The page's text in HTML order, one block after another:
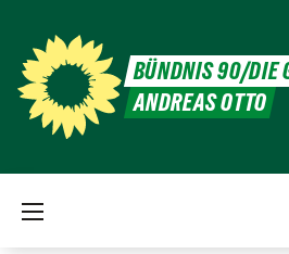
BÜNDNIS 90/DIE
ANDREAS OTTO